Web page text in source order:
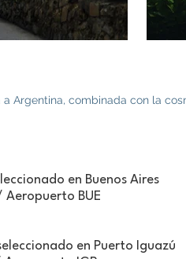
Argentina, combinada con la
en Buenos Aires
BUE
en Puerto Iguazú